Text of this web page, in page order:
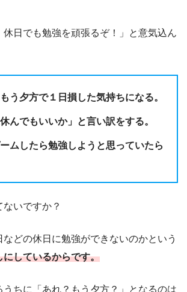
休日でも勉強を頑張るぞ！」と意気込ん
う夕方で１日損した気持ちになる。
休んでもいいか」と言い訳をする。
ムしたら勉強しようと思っていたら
いですか？
どの休日に勉強ができないのかという
にしているからです。
うちに「あれ？もう夕方？」となるのは